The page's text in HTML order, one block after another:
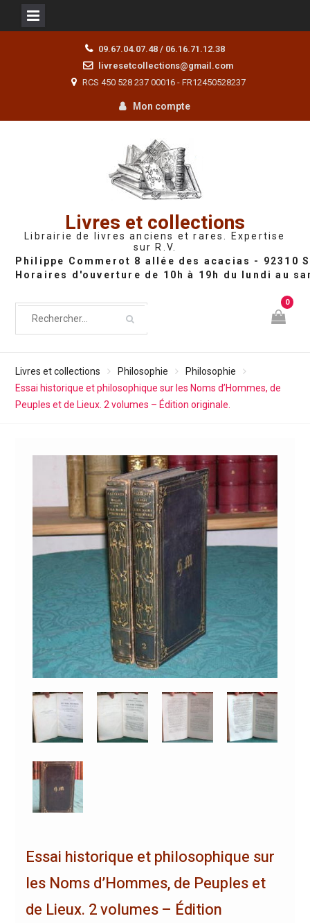
09.67.04.07.48 / 06.16.71.12.38
livresetcollections@gmail.com
RCS 450 528 237 00016 - FR12450528237
Mon compte
Livres et collections
Librairie de livres anciens et rares. Expertise
sur R.V.
0
Livres et collections Philosophie
Philosophie
Essai historique et philosophique sur les Noms d’Hommes, de
Peuples et de Lieux. 2 volumes – Édition originale.
Essai historique et philosophique sur
les Noms d’Hommes, de Peuples et
de Lieux. 2 volumes – Édition